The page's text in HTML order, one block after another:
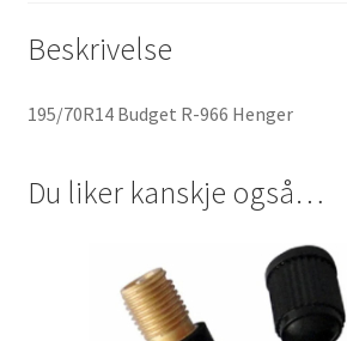
Beskrivelse
195/70R14 Budget R-966 Henger
Du liker kanskje også…